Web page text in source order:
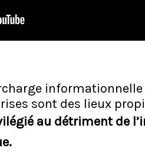
sont des lieux
au détriment de